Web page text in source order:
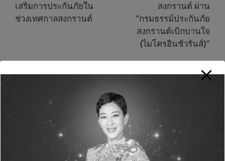
เสริมการประกันภัยใน
ช่วงเทศกาลสงกรานต์
สงกรานต์ ผ่าน
“กรมธรรม์ประกันภัย
สงกรานต์เบิกบานใจ
(ไมโครอินชัวรันส์)”
No comments yet. Why don’t you start the
discussion?
Leave a Reply